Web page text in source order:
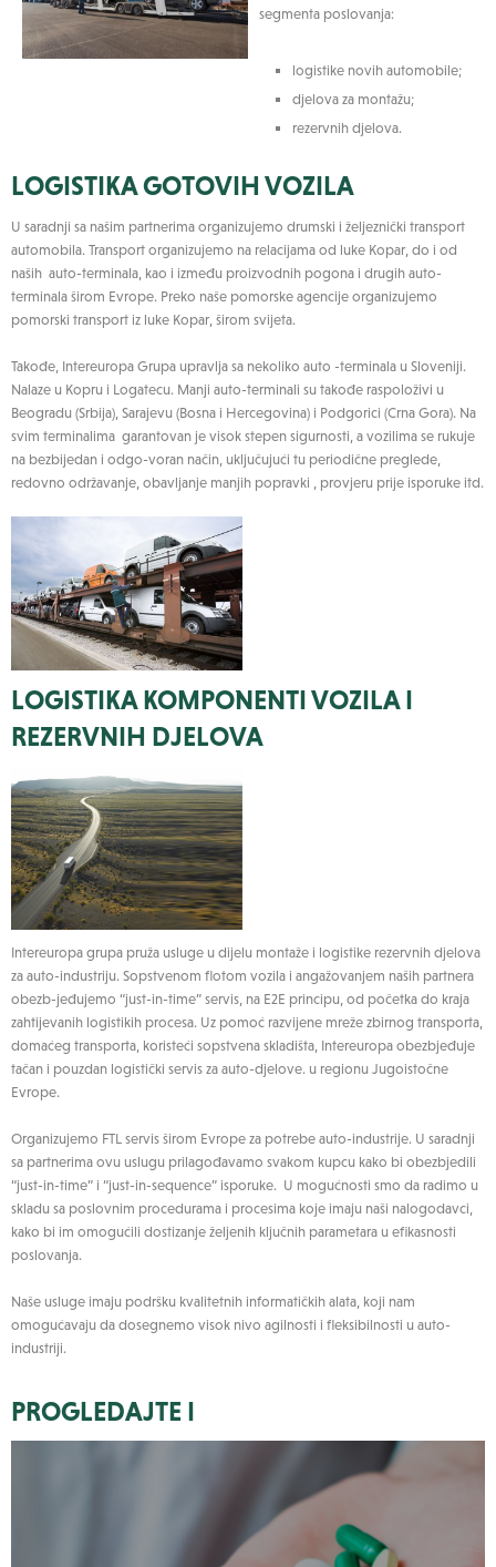
segmenta poslovanja:
logistike novih automobile;
djelova za montažu;
rezervnih djelova.
LOGISTIKA GOTOVIH VOZILA
U saradnji sa našim partnerima organizujemo drumski i željeznički transport
automobila. Transport organizujemo na relacijama od luke Kopar, do i od
naših auto-terminala, kao i između proizvodnih pogona i drugih auto-
terminala širom Evrope. Preko naše pomorske agencije organizujemo
pomorski transport iz luke Kopar, širom svijeta.
Takođe, Intereuropa Grupa upravlja sa nekoliko auto -terminala u Sloveniji.
Nalaze u Kopru i Logatecu. Manji auto-terminali su takođe raspoloživi u
Beogradu (Srbija), Sarajevu (Bosna i Hercegovina) i Podgorici (Crna Gora). Na
svim terminalima garantovan je visok stepen sigurnosti, a vozilima se rukuje
na bezbijedan i odgo-voran način, uključujući tu periodične preglede,
redovno održavanje, obavljanje manjih popravki , provjeru prije isporuke itd.
LOGISTIKA KOMPONENTI VOZILA I
REZERVNIH DJELOVA
Intereuropa grupa pruža usluge u dijelu montaže i logistike rezervnih djelova
za auto-industriju. Sopstvenom flotom vozila i angažovanjem naših partnera
obezb-jeđujemo “just-in-time” servis, na E2E principu, od početka do kraja
zahtijevanih logistikih procesa. Uz pomoć razvijene mreže zbirnog transporta,
domaćeg transporta, koristeći sopstvena skladišta, Intereuropa obezbjeđuje
tačan i pouzdan logistički servis za auto-djelove. u regionu Jugoistočne
Evrope.
Organizujemo FTL servis širom Evrope za potrebe auto-industrije. U saradnji
sa partnerima ovu uslugu prilagođavamo svakom kupcu kako bi obezbjedili
“just-in-time” i “just-in-sequence” isporuke. U mogućnosti smo da radimo u
skladu sa poslovnim procedurama i procesima koje imaju naši nalogodavci,
kako bi im omogućili dostizanje željenih ključnih parametara u efikasnosti
poslovanja.
Naše usluge imaju podršku kvalitetnih informatičkih alata, koji nam
omogućavaju da dosegnemo visok nivo agilnosti i fleksibilnosti u auto-
industriji.
PROGLEDAJTE I